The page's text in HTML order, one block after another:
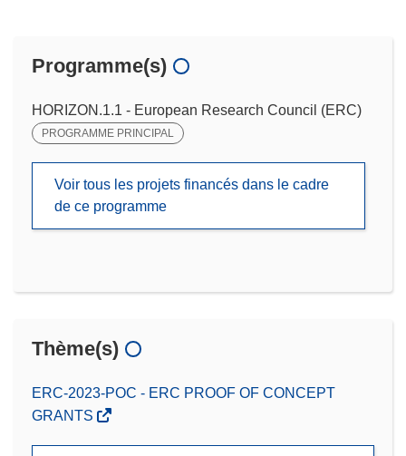
Programme(s)
HORIZON.1.1 - European Research Council (ERC)
PROGRAMME PRINCIPAL
Voir tous les projets financés dans le cadre
de ce programme
Thème(s)
ERC-2023-POC - ERC PROOF OF CONCEPT
GRANTS